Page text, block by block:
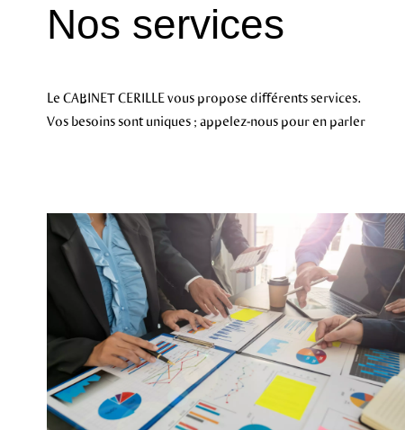
Nos services
Le CABINET CERILLE vous propose différents services.
Vos besoins sont uniques ; appelez-nous pour en parler